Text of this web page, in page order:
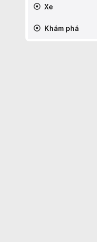
Xe
Khám phá